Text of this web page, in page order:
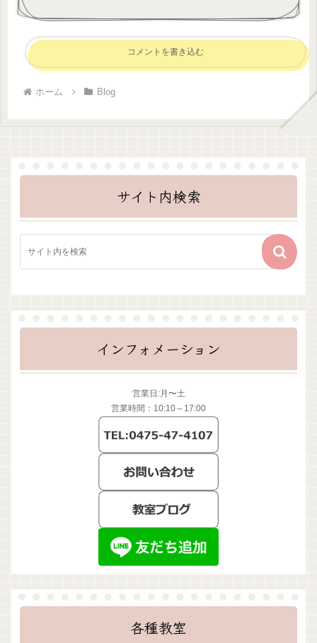
コメントを書き込む
ホーム Blog
サイト内検索
インフォメーション
営業日:月〜土
営業時間：10:10～17:00
各種教室